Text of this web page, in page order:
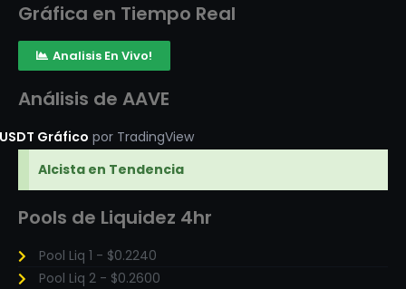
Gráfica en Tiempo Real
Analisis En Vivo!
Análisis de AAVE
Gráfico por TradingView
Alcista en Tendencia
Pools de Liquidez 4hr
Pool Liq 1 - $0.2240
Pool Liq 2 - $0.2600